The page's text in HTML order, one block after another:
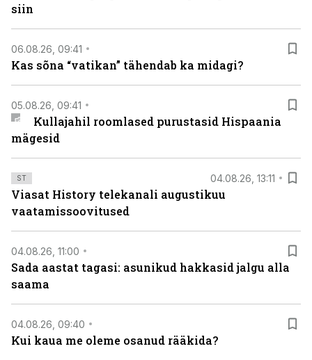
siin
06.08.26, 09:41
Kas sõna “vatikan” tähendab ka midagi?
05.08.26, 09:41
Kullajahil roomlased purustasid Hispaania
mägesid
ST 04.08.26, 13:11
Viasat History telekanali augustikuu
vaatamissoovitused
04.08.26, 11:00
Sada aastat tagasi: asunikud hakkasid jalgu alla
saama
04.08.26, 09:40
Kui kaua me oleme osanud rääkida?